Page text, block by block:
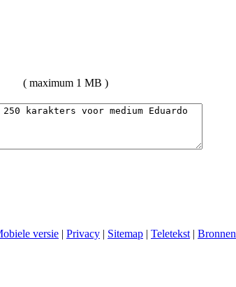
( maximum 1 MB )
versie | Privacy | Sitemap | Teletekst | Bronnen